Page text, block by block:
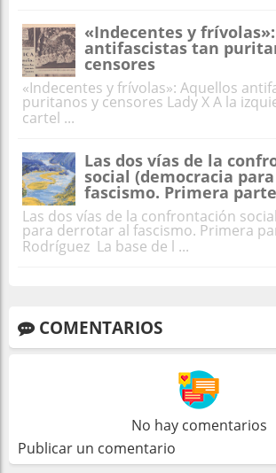
«Indecentes y
antifascistas tan
censores
«Indecentes y frívolas»: Aquellos
puritanos y censores Lady X A la
cartel ...
Las dos vías de la
social (democracia
fascismo. Primera
Las dos vías de la confrontación
para derrotar al fascismo. Primera
Rodríguez La base de l ...
COMENTARIOS
No hay comentarios
Publicar un comentario